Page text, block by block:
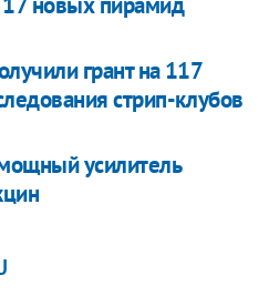
грант на 117
стрип-клубов
усилитель